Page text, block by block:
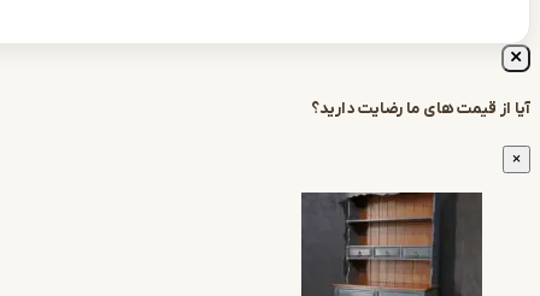
های ما رضایت دارید؟